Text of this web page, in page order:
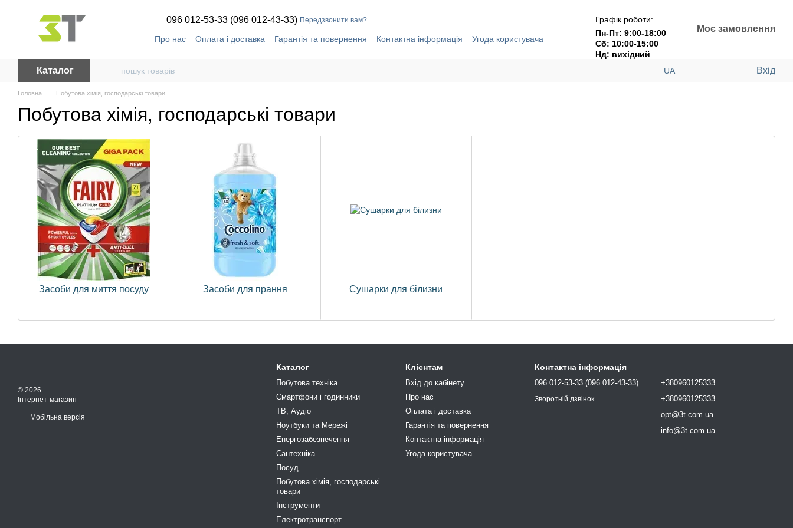
096 012-53-33 (096 012-43-33) Передзвонити вам?
Про нас Оплата і доставка Гарантія та повернення Контактна інформація Угода користувача
Графік роботи:
Пн-Пт: 9:00-18:00
Сб: 10:00-15:00
Нд: вихідний
Моє замовлення
Каталог UA Вхід
Головна Побутова хімія, господарськi товари
Побутова хімія, господарськi товари
Засоби для миття посуду Засоби для прання Сушарки для бiлизни
© 2026
Інтернет-магазин
Мобільна версія
Каталог
Побутова техніка
Смартфони і годинники
ТВ, Аудіо
Ноутбуки та Мережі
Енергозабезпечення
Сантехніка
Посуд
Побутова хімія, господарськi
товари
Інструменти
Електротранспорт
Клієнтам
Вхід до кабінету
Про нас
Оплата і доставка
Гарантія та повернення
Контактна інформація
Угода користувача
Контактна інформація
096 012-53-33 (096 012-43-33)
Зворотній дзвінок
+380960125333
+380960125333
opt@3t.com.ua
info@3t.com.ua